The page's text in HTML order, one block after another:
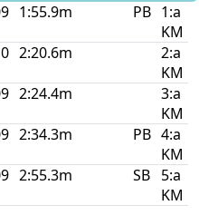
1:55.9m PB 1:a
KM
2:20.6m
2:a
KM
2:24.4m
3:a
KM
2:34.3m PB 4:a
KM
2:55.3m SB
5:a
KM